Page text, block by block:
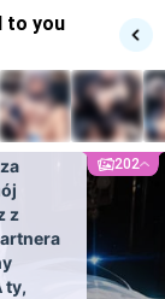
to you
202
z
ty,